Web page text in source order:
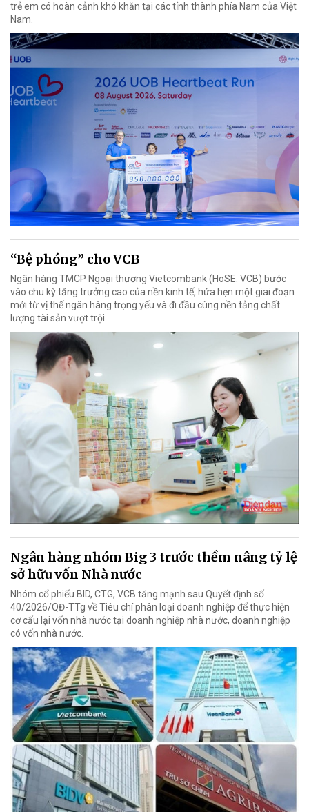
trẻ em có hoàn cảnh khó khăn tại các tỉnh thành phía Nam của Việt
Nam.
“Bệ phóng” cho VCB
Ngân hàng TMCP Ngoại thương Vietcombank (HoSE: VCB) bước
vào chu kỳ tăng trưởng cao của nền kinh tế, hứa hẹn một giai đoạn
mới từ vị thế ngân hàng trọng yếu và đi đầu cùng nền tảng chất
lượng tài sản vượt trội.
Ngân hàng nhóm Big 3 trước thềm nâng tỷ lệ
sở hữu vốn Nhà nước
Nhóm cổ phiếu BID, CTG, VCB tăng mạnh sau Quyết định số
40/2026/QĐ-TTg về Tiêu chí phân loại doanh nghiệp để thực hiện
cơ cấu lại vốn nhà nước tại doanh nghiệp nhà nước, doanh nghiệp
có vốn nhà nước.